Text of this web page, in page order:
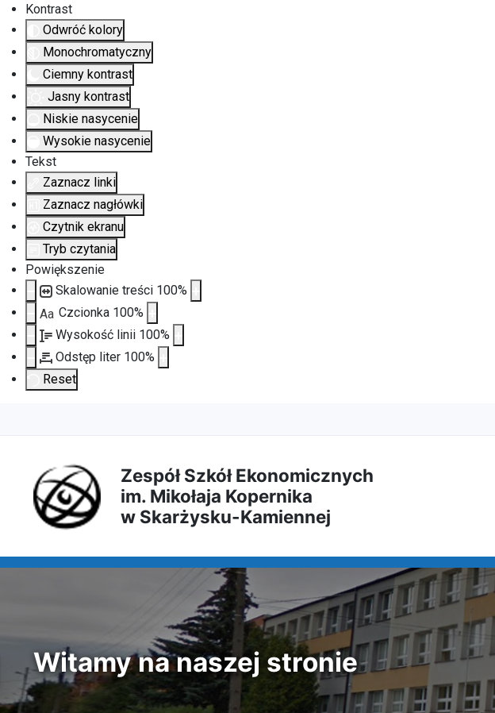
Kontrast
Odwróć kolory
Monochromatyczny
Ciemny kontrast
Jasny kontrast
Niskie nasycenie
Wysokie nasycenie
Tekst
Zaznacz linki
Zaznacz nagłówki
Czytnik ekranu
Tryb czytania
Powiększenie
Skalowanie treści 100%
Aa Czcionka 100%
Wysokość linii 100%
Odstęp liter 100%
Reset
do
treści
do
menu
do
wyszukiwarki
do
mapy
Zespół Szkół Ekonomicznych
im. Mikołaja Kopernika
w Skarżysku-Kamiennej
Witamy na naszej stronie